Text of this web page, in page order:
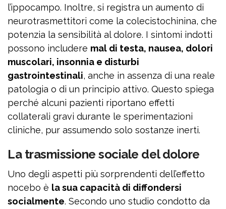
l’ippocampo. Inoltre, si registra un aumento di
neurotrasmettitori come la colecistochinina, che
potenzia la sensibilità al dolore. I sintomi indotti
possono includere mal di testa, nausea, dolori
muscolari, insonnia e disturbi
gastrointestinali, anche in assenza di una reale
patologia o di un principio attivo. Questo spiega
perché alcuni pazienti riportano effetti
collaterali gravi durante le sperimentazioni
cliniche, pur assumendo solo sostanze inerti.
La trasmissione sociale del dolore
Uno degli aspetti più sorprendenti dell’effetto
nocebo è la sua capacità di diffondersi
socialmente. Secondo uno studio condotto da